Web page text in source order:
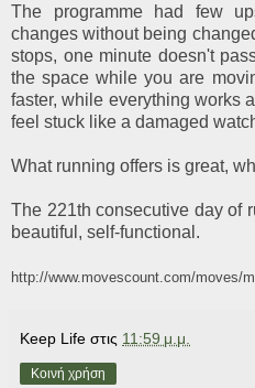
The programme had few
changes without being
stops, one minute doesn't
the space while you are
faster, while everything works
feel stuck like a damaged
What running offers is great,
The 221th consecutive day of
beautiful, self-functional.
http://www.movescount.com/moves/
Keep Life στις 11:59 μ.μ.
Κοινή χρήση